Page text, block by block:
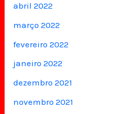
abril 2022
março 2022
fevereiro 2022
janeiro 2022
dezembro 2021
novembro 2021